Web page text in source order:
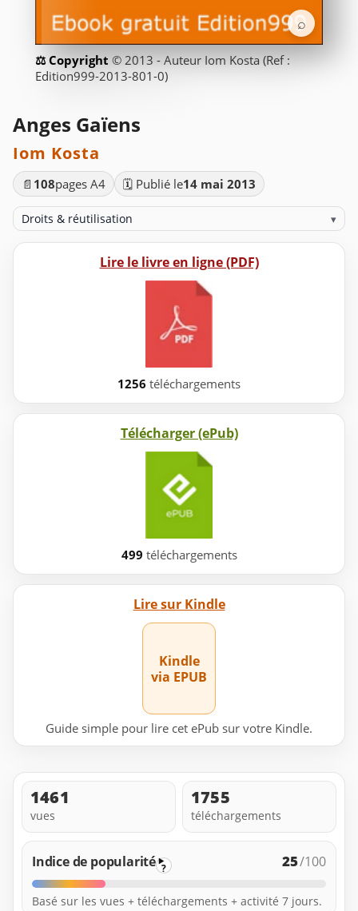
⌕
© 2013 - Auteur Iom Kosta (Ref :
Edition999-2013-801-0)
Anges Gaïens
Iom Kosta
📄 108pages A4 🗓️ Publié le14 mai 2013
Droits & réutilisation ▾
Lire le livre en ligne (PDF)
1256 téléchargements
Télécharger (ePub)
499 téléchargements
Lire sur Kindle
Kindle
via EPUB
Guide simple pour lire cet ePub sur votre Kindle.
1461
vues
1755
téléchargements
Indice de popularité ? 25/100
Basé sur les vues + téléchargements + activité 7 jours.